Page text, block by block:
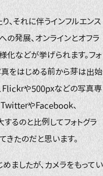
、それに伴うインフルエンス
の発展、オンラインとオフラ
化などが挙げられます。フォ
真をはじめる前から芽は出始
Flickrや500pxなどの写真専
TwitterやFacebook、
るのと比例してフォトグラ
きたのだと思います。
ましたが、カメラをもってい